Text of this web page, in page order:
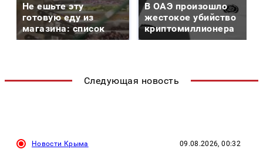
Не ешьте эту
готовую еду из
магазина: список
В ОАЭ произошло
жестокое убийство
криптомиллионера
Следующая новость
Новости Крыма 09.08.2026, 00:32